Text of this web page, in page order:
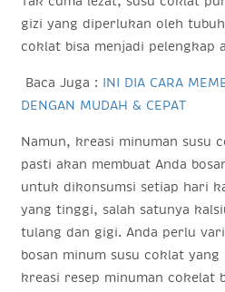
gizi yang diperlukan oleh
coklat bisa menjadi pelengkap
Baca Juga :
INI DIA CARA
DENGAN MUDAH & CEPAT
Namun, kreasi minuman susu
pasti akan membuat Anda
untuk dikonsumsi setiap hari
yang tinggi, salah satunya
tulang dan gigi. Anda perlu
bosan minum susu coklat
kreasi resep minuman cokelat